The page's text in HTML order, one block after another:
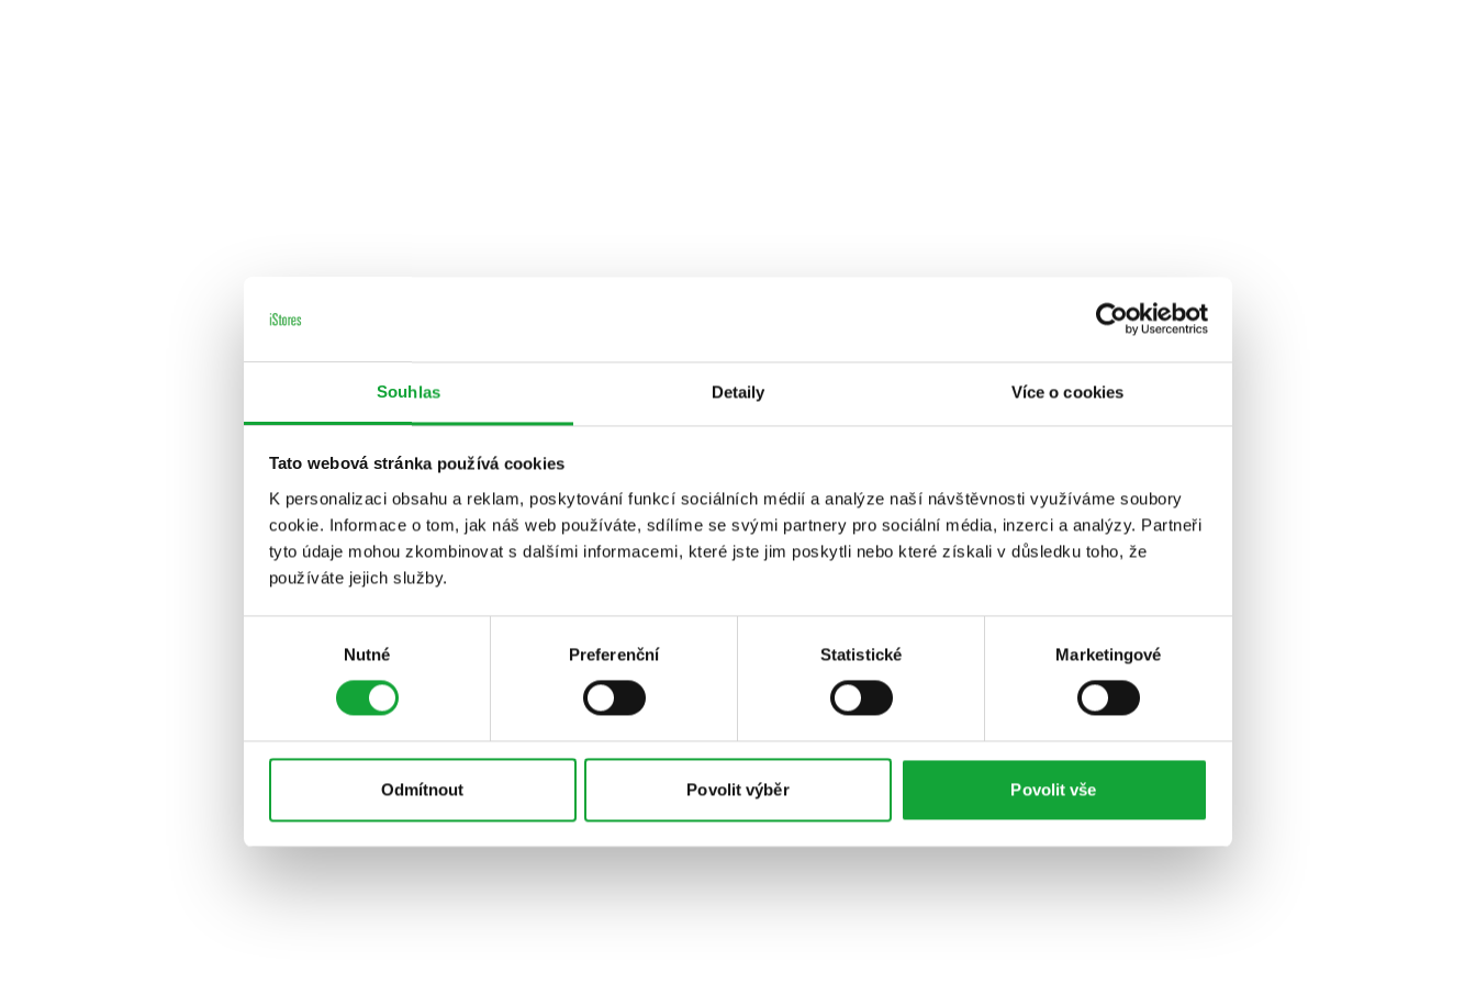
Souhlas Detaily Více o cookies
Tato webová stránka používá cookies
K personalizaci obsahu a reklam, poskytování funkcí sociálních médií a analýze naší návštěvnosti využíváme soubory
cookie. Informace o tom, jak náš web používáte, sdílíme se svými partnery pro sociální média, inzerci a analýzy. Partneři
tyto údaje mohou zkombinovat s dalšími informacemi, které jste jim poskytli nebo které získali v důsledku toho, že
používáte jejich služby.
Nutné Preferenční Statistické Marketingové
Odmítnout Povolit výběr Povolit vše